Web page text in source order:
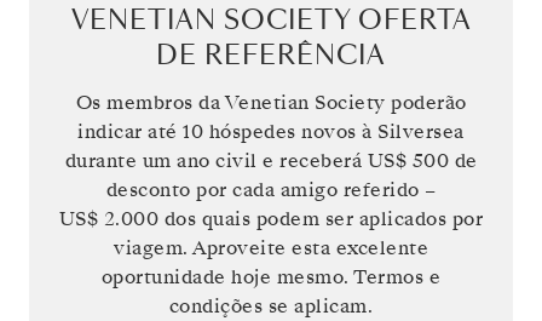
VENETIAN SOCIETY OFERTA
DE REFERÊNCIA
Os membros da Venetian Society poderão
indicar até 10 hóspedes novos à Silversea
durante um ano civil e receberá US$ 500 de
desconto por cada amigo referido –
US$ 2.000 dos quais podem ser aplicados por
viagem. Aproveite esta excelente
oportunidade hoje mesmo. Termos e
condições se aplicam.